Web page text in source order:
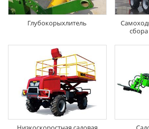
Глубокорыхлитель